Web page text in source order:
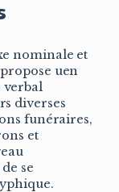
nominale et
uen
verbal
diverses
funéraires,
et
se